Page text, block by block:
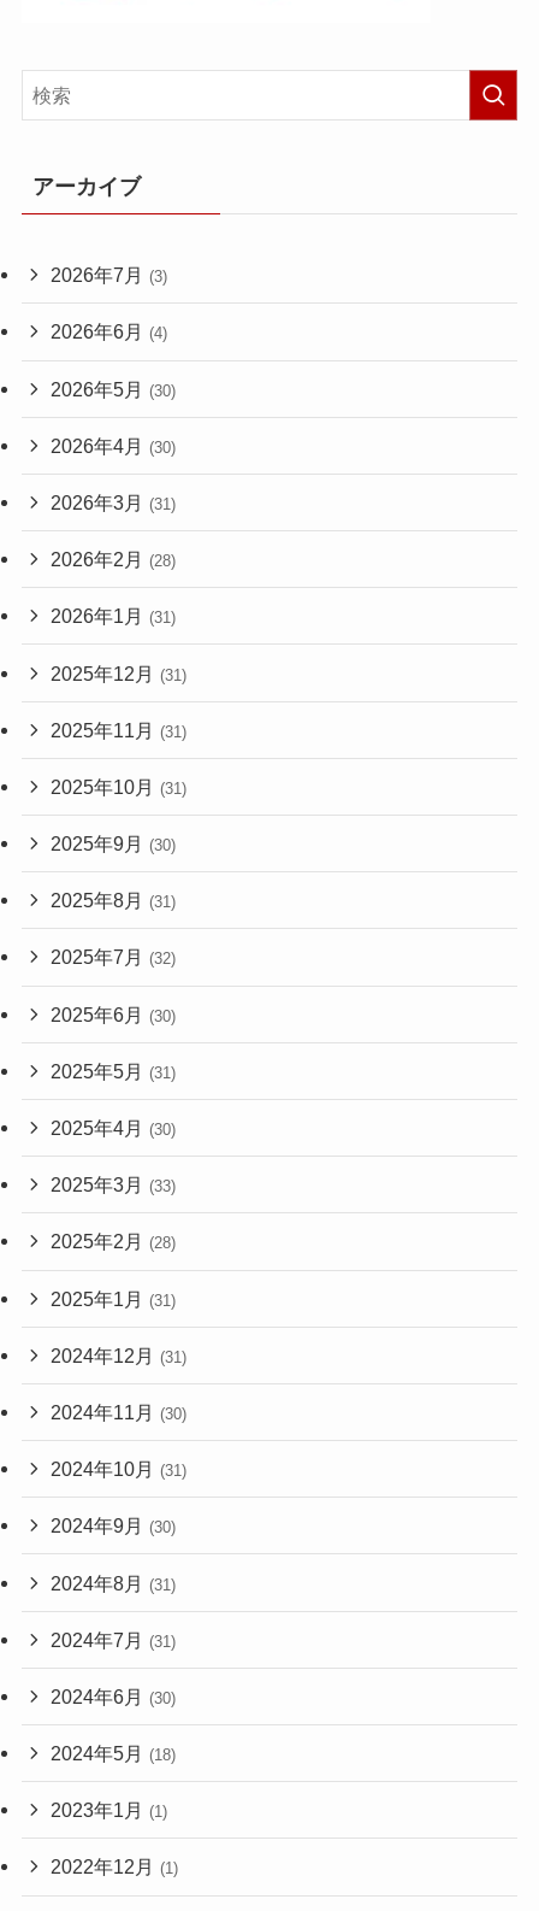
アーカイブ
2026年7月 (3)
2026年6月 (4)
2026年5月 (30)
2026年4月 (30)
2026年3月 (31)
2026年2月 (28)
2026年1月 (31)
2025年12月 (31)
2025年11月 (31)
2025年10月 (31)
2025年9月 (30)
2025年8月 (31)
2025年7月 (32)
2025年6月 (30)
2025年5月 (31)
2025年4月 (30)
2025年3月 (33)
2025年2月 (28)
2025年1月 (31)
2024年12月 (31)
2024年11月 (30)
2024年10月 (31)
2024年9月 (30)
2024年8月 (31)
2024年7月 (31)
2024年6月 (30)
2024年5月 (18)
2023年1月 (1)
2022年12月 (1)